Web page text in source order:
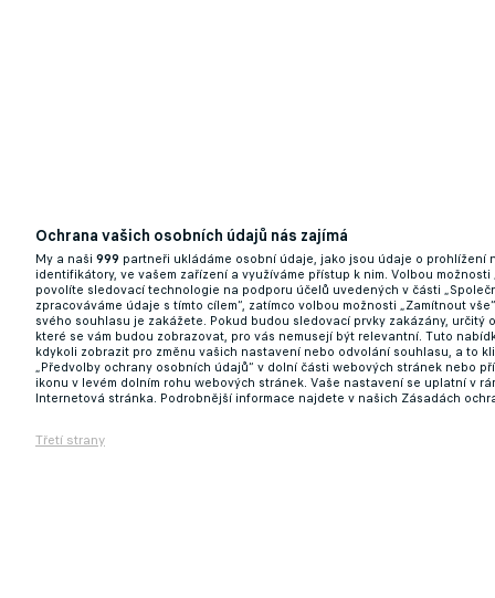
V Turíně si chtějí pořídit náhradu za
16.10.2024 20:19
Ochrana vašich osobních údajů nás zajímá
My a naši 999 partneři ukládáme osobní údaje, jako jsou údaje o prohlížení
identifikátory, ve vašem zařízení a využíváme přístup k nim. Volbou možnosti
povolíte sledovací technologie na podporu účelů uvedených v části
zpracováváme údaje s tímto cílem“, zatímco volbou možnosti „Zamítnout
svého souhlasu je zakážete. Pokud budou sledovací prvky zakázány, určitý
které se vám budou zobrazovat, pro vás nemusejí být relevantní. Tuto
kdykoli zobrazit pro změnu vašich nastavení nebo odvolání souhlasu, a to
„Předvolby ochrany osobních údajů“ v dolní části webových stránek nebo
ikonu v levém dolním rohu webových stránek. Vaše nastavení se uplatní v
Internetová stránka. Podrobnější informace najdete v našich Zásadách
Třetí strany